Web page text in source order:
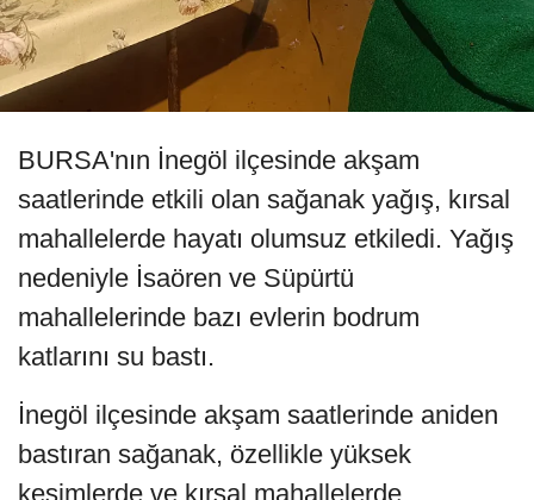
BURSA'nın İnegöl ilçesinde akşam
saatlerinde etkili olan sağanak yağış, kırsal
mahallelerde hayatı olumsuz etkiledi. Yağış
nedeniyle İsaören ve Süpürtü
mahallelerinde bazı evlerin bodrum
katlarını su bastı.
İnegöl ilçesinde akşam saatlerinde aniden
bastıran sağanak, özellikle yüksek
kesimlerde ve kırsal mahallelerde